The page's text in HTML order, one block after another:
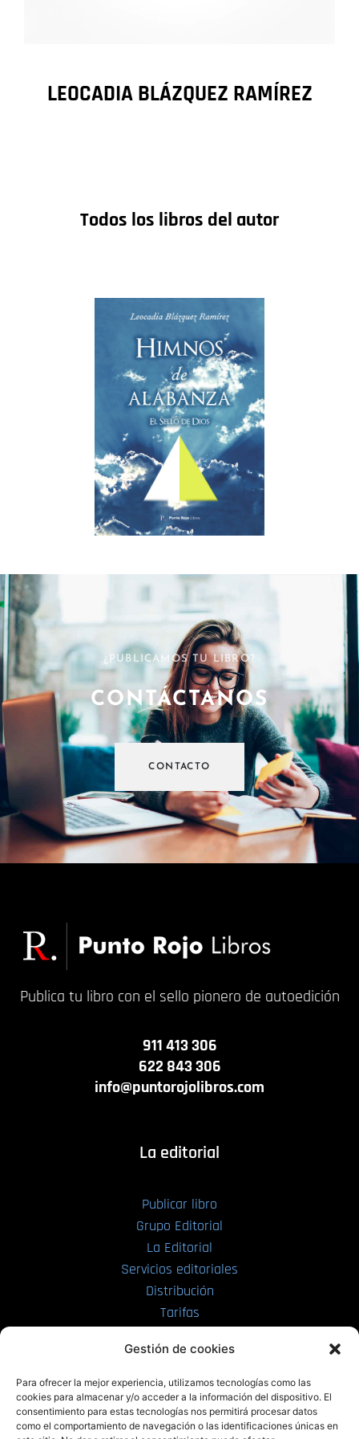
Gestión de cookies
Para ofrecer la mejor experiencia, utilizamos tecnologías como las
cookies para almacenar y/o acceder a la información del dispositivo. El
consentimiento para estas tecnologías nos permitirá procesar datos
como el comportamiento de navegación o las identificaciones únicas en
LEOCADIA BLÁZQUEZ RAMÍREZ
Todos los libros del autor
¿PUBLICAMOS TU LIBRO?
CONTÁCTANOS
CONTACTO
Publica tu libro con el sello pionero de autoedición
911 413 306
622 843 306
info@puntorojolibros.com
La editorial
Publicar libro
Grupo Editorial
La Editorial
Servicios editoriales
Distribución
Tarifas
PRL | Films